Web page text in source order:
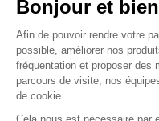
© 2016 –
Bonjour et
Afin de pouvoir rendre votre
possible, améliorer nos
fréquentation et proposer des
parcours de visite, nos
de cookie.
Cela nous est nécessaire par